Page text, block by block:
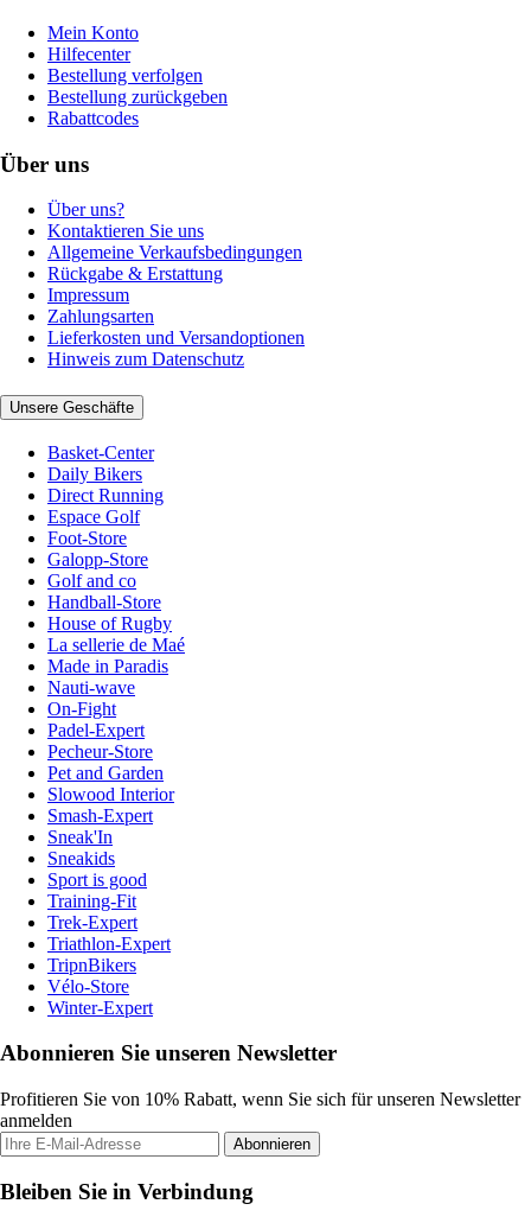
Mein Konto
Hilfecenter
Bestellung verfolgen
Bestellung zurückgeben
Rabattcodes
Über uns
Über uns?
Kontaktieren Sie uns
Allgemeine Verkaufsbedingungen
Rückgabe & Erstattung
Impressum
Zahlungsarten
Lieferkosten und Versandoptionen
Hinweis zum Datenschutz
Unsere Geschäfte
Basket-Center
Daily Bikers
Direct Running
Espace Golf
Foot-Store
Galopp-Store
Golf and co
Handball-Store
House of Rugby
La sellerie de Maé
Made in Paradis
Nauti-wave
On-Fight
Padel-Expert
Pecheur-Store
Pet and Garden
Slowood Interior
Smash-Expert
Sneak'In
Sneakids
Sport is good
Training-Fit
Trek-Expert
Triathlon-Expert
TripnBikers
Vélo-Store
Winter-Expert
Abonnieren Sie unseren Newsletter
Profitieren Sie von 10% Rabatt, wenn Sie sich für unseren Newsletter
anmelden
Abonnieren
Bleiben Sie in Verbindung